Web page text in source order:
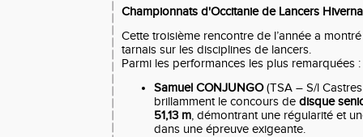
Championnats d'Occitanie de Lancers
Cette troisième rencontre de l’année a
tarnais sur les disciplines de lancers.
Parmi les performances les plus remarquées :
Samuel CONJUNGO(TSA – S/l
brillamment le concours de disque
51,13 m, démontrant une régularité et
dans une épreuve exigeante.